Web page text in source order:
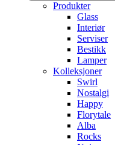
Produkter
Glass
Interiør
Serviser
Bestikk
Lamper
Kolleksjoner
Swirl
Nostalgi
Happy
Florytale
Alba
Rocks